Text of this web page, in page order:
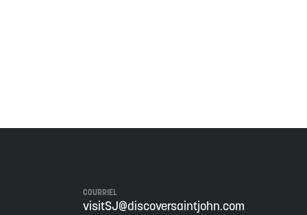
COURRIEL
visitSJ@discoversaintjohn.com